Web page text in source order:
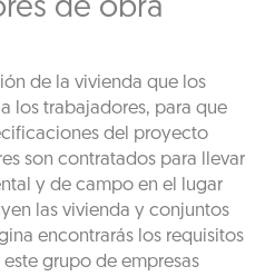
de obra
de la vivienda que los
los trabajadores, para que
del proyecto
son contratados para llevar
y de campo en el lugar
las vivienda y conjuntos
encontrarás los requisitos
grupo de empresas